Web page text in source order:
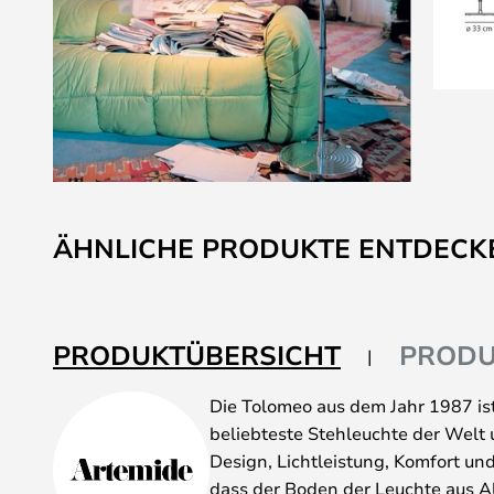
Anfang
der
ÄHNLICHE PRODUKTE
PRODUKTÜBERSICHT
Die Tolomeo aus dem Jahr 1987
beliebteste Stehleuchte der Welt
Design, Lichtleistung, Komfort
dass der Boden der Leuchte aus